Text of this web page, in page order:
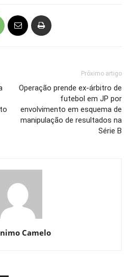
Próximo artigo
Operação prende ex-árbitro de
futebol em JP por
envolvimento em esquema de
manipulação de resultados na
Série B
Camelo